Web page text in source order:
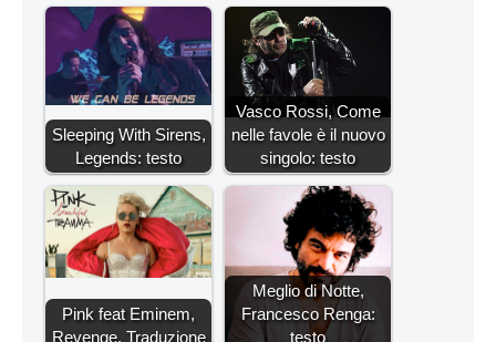
Sleeping With Sirens,
Legends: testo
Vasco Rossi, Come
nelle favole è il nuovo
singolo: testo
Pink feat Eminem,
Revenge, Traduzione
Meglio di Notte,
Francesco Renga:
testo